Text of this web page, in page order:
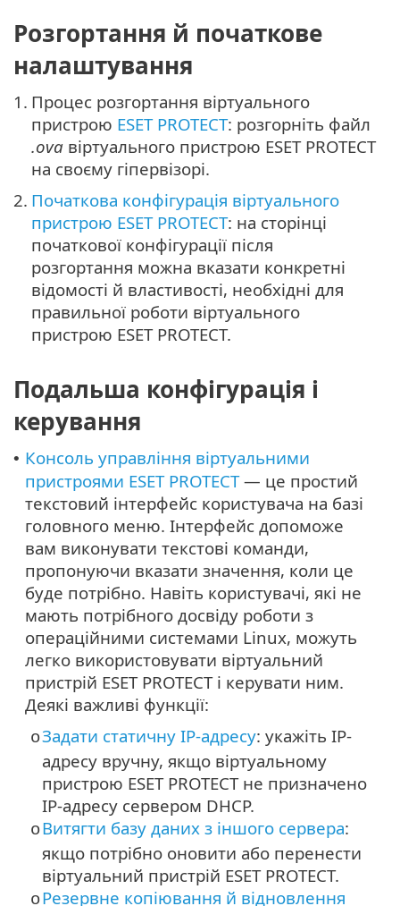
Розгортання й початкове
налаштування
1. Процес розгортання віртуального
пристрою ESET PROTECT: розгорніть файл
.ova віртуального пристрою ESET PROTECT
на своєму гіпервізорі.
2. Початкова конфігурація віртуального
пристрою ESET PROTECT: на сторінці
початкової конфігурації після
розгортання можна вказати конкретні
відомості й властивості, необхідні для
правильної роботи віртуального
пристрою ESET PROTECT.
Подальша конфігурація і
керування
• Консоль управління віртуальними
пристроями ESET PROTECT— це простий
текстовий інтерфейс користувача на базі
головного меню. Інтерфейс допоможе
вам виконувати текстові команди,
пропонуючи вказати значення, коли це
буде потрібно. Навіть користувачі, які не
мають потрібного досвіду роботи з
операційними системами Linux, можуть
легко використовувати віртуальний
пристрій ESET PROTECT і керувати ним.
Деякі важливі функції:
oЗадати статичну IP-адресу: укажіть IP-
адресу вручну, якщо віртуальному
пристрою ESET PROTECT не призначено
IP-адресу сервером DHCP.
oВитягти базу даних з іншого сервера:
якщо потрібно оновити або перенести
віртуальний пристрій ESET PROTECT.
oРезервне копіювання й відновлення